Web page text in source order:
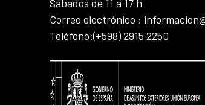
Sábados de 11 a 17 h
Correo electrónico :
Teléfono:(+598) 2915 2250